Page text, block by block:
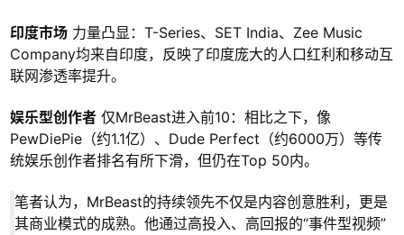
印度市场 力量凸显：T-Series、SET India、Zee Music
Company均来自印度，反映了印度庞大的人口红利和移动互
联网渗透率提升。
娱乐型创作者 仅MrBeast进入前10：相比之下，像
PewDiePie（约1.1亿）、Dude Perfect（约6000万）等传
统娱乐创作者排名有所下滑，但仍在Top 50内。
笔者认为，MrBeast的持续领先不仅是内容创意胜利，更是
其商业模式的成熟。他通过高投入、高回报的“事件型视频”